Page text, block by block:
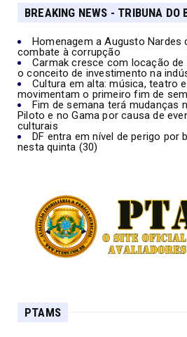
BREAKING NEWS - TRIBUNA DO
Homenagem a Augusto Nardes
combate à corrupção
Carmak cresce com locação de
o conceito de investimento na
Cultura em alta: música, teatro
movimentam o primeiro fim de
Fim de semana terá mudanças
Piloto e no Gama por causa de
culturais
DF entra em nível de perigo por
nesta quinta (30)
PTAMS